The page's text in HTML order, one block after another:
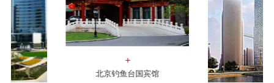
+
北京钓鱼台国宾馆